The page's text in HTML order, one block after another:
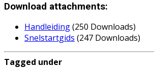
Download attachments:
Handleiding(250 Downloads)
Snelstartgids (247 Downloads)
Tagged under